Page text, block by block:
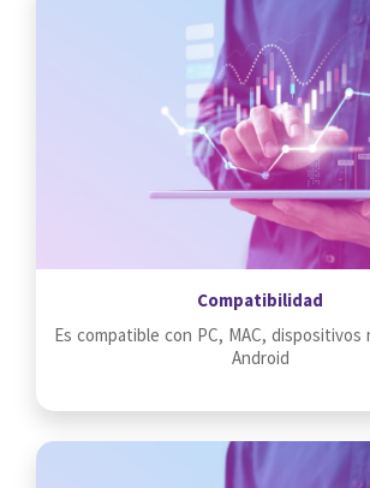
Compatibilidad
Es compatible con PC, MAC, dispositivos
Android